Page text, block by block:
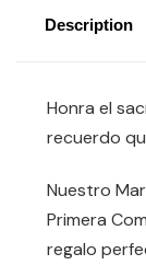
Description
Honra el
recuerdo
Nuestro
Primera
regalo